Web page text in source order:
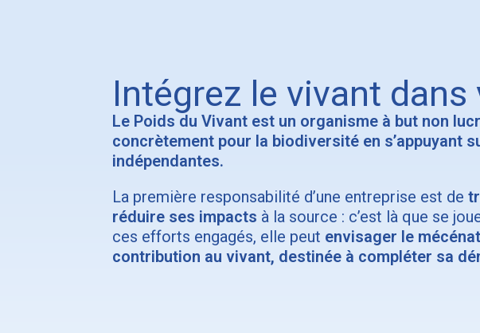
Intégrez le vivant
Le Poids du Vivant est un organisme à but non
concrètement pour la biodiversité en s’appuyant
indépendantes.
La première responsabilité d’une entreprise est de
réduire ses impacts à la source : c’est là que se
ces efforts engagés, elle peut envisager le mécénat
contribution au vivant, destinée à compléter sa